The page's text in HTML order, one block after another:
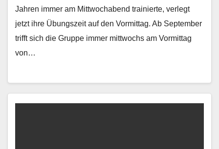
Jahren immer am Mittwochabend trainierte, verlegt
jetzt ihre Übungszeit auf den Vormittag. Ab September
trifft sich die Gruppe immer mittwochs am Vormittag
von…